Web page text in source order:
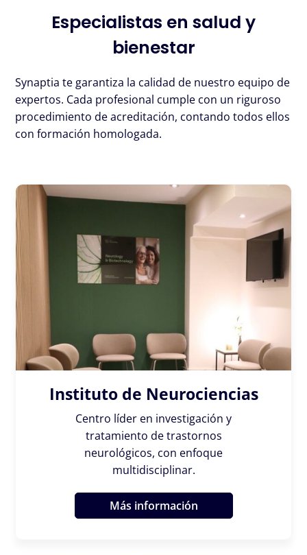
Especialistas en salud y
bienestar
Synaptia te garantiza la calidad de nuestro equipo de
expertos. Cada profesional cumple con un riguroso
procedimiento de acreditación, contando todos ellos
con formación homologada.
Instituto de Neurociencias
Centro líder en investigación y
tratamiento de trastornos
neurológicos, con enfoque
multidisciplinar.
Más información